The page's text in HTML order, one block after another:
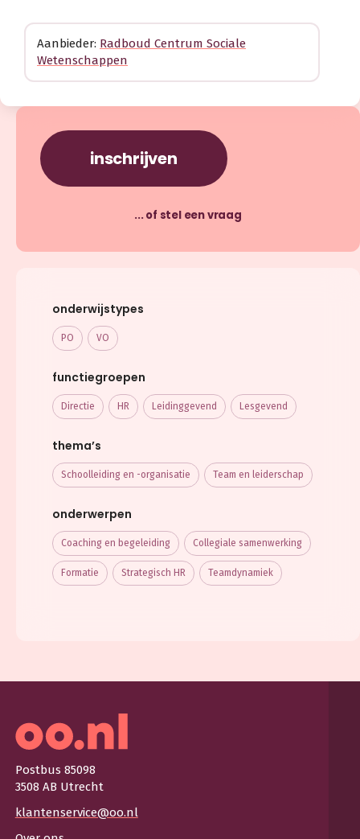
Aanbieder: Radboud Centrum Sociale
Wetenschappen
inschrijven
... of stel een vraag
onderwijstypes
PO VO
functiegroepen
Directie HR Leidinggevend Lesgevend
thema’s
Schoolleiding en -organisatie Team en leiderschap
onderwerpen
Coaching en begeleiding Collegiale samenwerking
Formatie Strategisch HR Teamdynamiek
Postbus 85098
3508 AB Utrecht
klantenservice@oo.nl